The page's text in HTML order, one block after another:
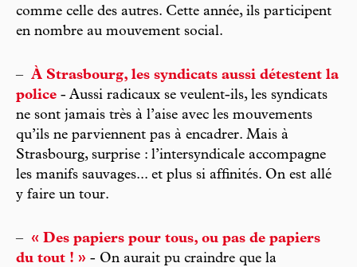
comme celle des autres. Cette année, ils participent
en nombre au mouvement social.
– À Strasbourg, les syndicats aussi détestent la
police - Aussi radicaux se veulent-ils, les syndicats
ne sont jamais très à l’aise avec les mouvements
qu’ils ne parviennent pas à encadrer. Mais à
Strasbourg, surprise : l’intersyndicale accompagne
les manifs sauvages... et plus si affinités. On est allé
y faire un tour.
–
« Des papiers pour tous, ou pas de papiers
du tout ! » - On aurait pu craindre que la